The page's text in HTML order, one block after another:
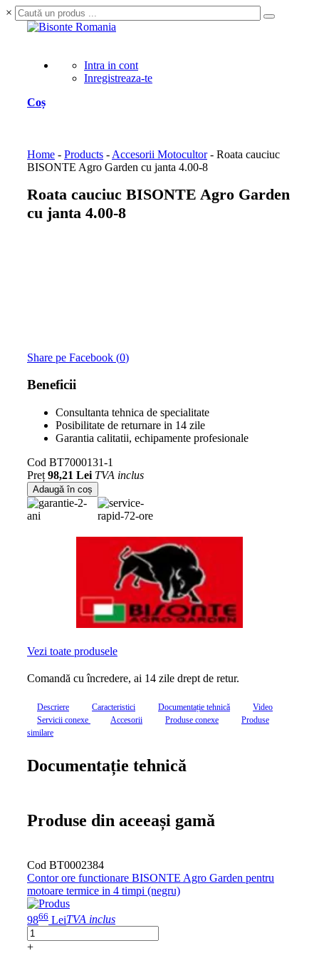
×
Intra in cont
Inregistreaza-te
Coș
Home - Products - Accesorii Motocultor- Roata cauciuc
BISONTE Agro Garden cu janta 4.00-8
Roata cauciuc BISONTE Agro Garden
cu janta 4.00-8
Share pe Facebook (0)
Beneficii
Consultanta tehnica de specialitate
Posibilitate de returnare in 14 zile
Garantia calitatii, echipamente profesionale
Cod BT7000131-1
Preț 98,21 Lei TVA inclus
Adaugă în coș
Vezi toate produsele
Comandă cu încredere, ai 14 zile drept de retur.
Descriere Caracteristici Documentație tehnică
Video
Servicii conexe
Accesorii Produse conexe
Produse
similare
Documentație tehnică
Produse din aceeași gamă
Cod BT0002384
Contor ore functionare BISONTE Agro Garden pentru
motoare termice in 4 timpi (negru)
9866 LeiTVA inclus
+